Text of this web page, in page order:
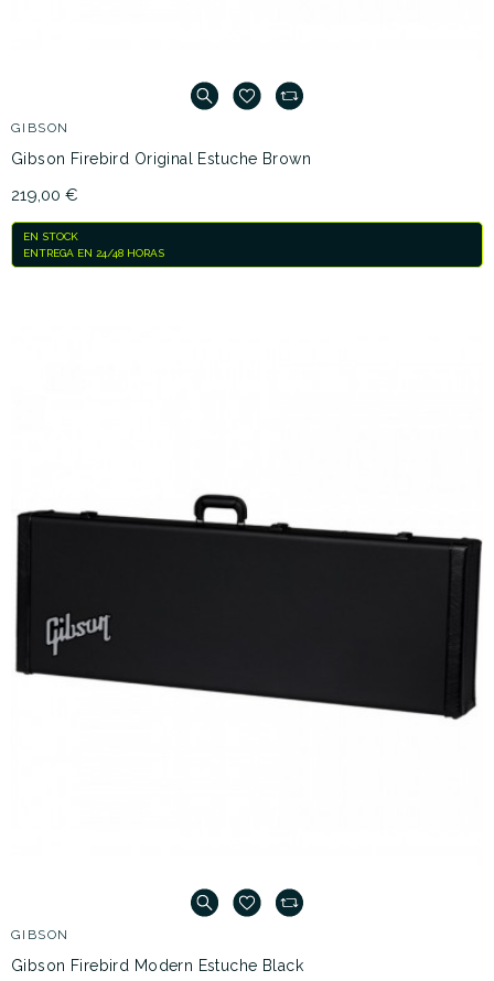
GIBSON
Gibson Firebird Original Estuche Brown
219,00 €
EN STOCK
ENTREGA EN 24/48 HORAS
GIBSON
Gibson Firebird Modern Estuche Black